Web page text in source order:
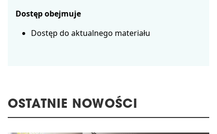
Dostęp obejmuje
Dostęp do aktualnego materiału
OSTATNIE NOWOŚCI